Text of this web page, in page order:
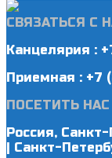
СВЯЗАТЬСЯ С
Канцелярия :
Приемная : +7
ПОСЕТИТЬ НАС
Россия,
| Санкт-